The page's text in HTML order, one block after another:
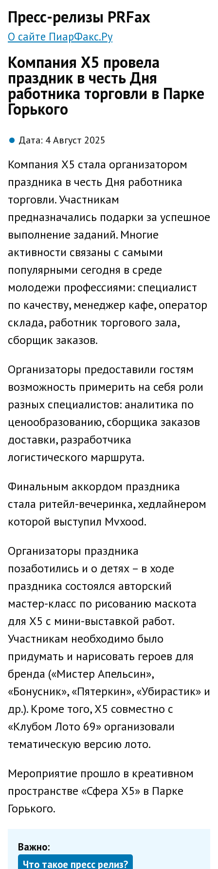
Пресс-релизы PRFax
О сайте ПиарФакс.Ру
Компания Х5 провела
праздник в честь Дня
работника торговли в Парке
Горького
Дата: 4 Август 2025
Компания Х5 стала организатором
праздника в честь Дня работника
торговли. Участникам
предназначались подарки за успешное
выполнение заданий. Многие
активности связаны с самыми
популярными сегодня в среде
молодежи профессиями: специалист
по качеству, менеджер кафе, оператор
склада, работник торгового зала,
сборщик заказов.
Организаторы предоставили гостям
возможность примерить на себя роли
разных специалистов: аналитика по
ценообразованию, сборщика заказов
доставки, разработчика
логистического маршрута.
Финальным аккордом праздника
стала ритейл-вечеринка, хедлайнером
которой выступил Mvxood.
Организаторы праздника
позаботились и о детях – в ходе
праздника состоялся авторский
мастер-класс по рисованию маскота
для X5 с мини-выставкой работ.
Участникам необходимо было
придумать и нарисовать героев для
бренда («Мистер Апельсин»,
«Бонусник», «Пятеркин», «Убирастик» и
др.). Кроме того, Х5 совместно с
«Клубом Лото 69» организовали
тематическую версию лото.
Мероприятие прошло в креативном
пространстве «Сфера X5» в Парке
Горького.
Важно:
Что такое пресс релиз?